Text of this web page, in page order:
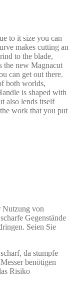
to it size you can
makes cutting an
to the blade,
the new Magnacut
can get out there.
both worlds,
is shaped with
also lends itself
work that you put
Nutzung von
Gegenstände
Seien Sie
da stumpfe
benötigen
Risiko